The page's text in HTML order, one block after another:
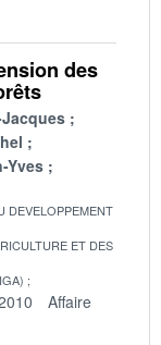
des
Yves
DEVELOPPEMENT
ET DES
Affaire